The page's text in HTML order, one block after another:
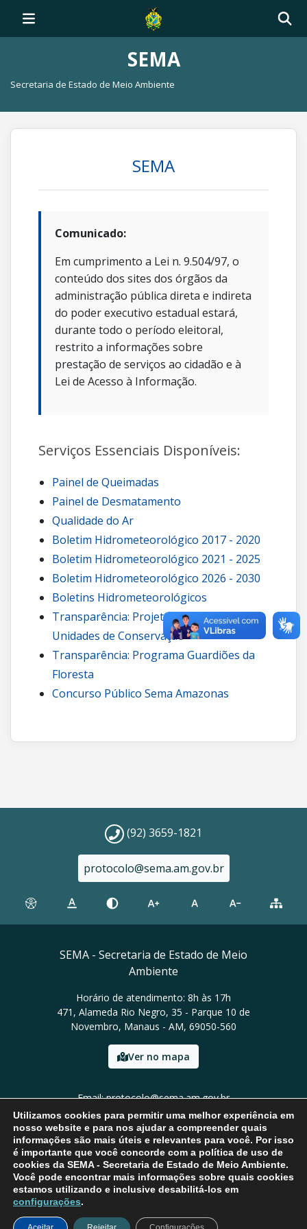
SEMA
Secretaria de Estado de Meio Ambiente
SEMA
Comunicado:
Em cumprimento a Lei n. 9.504/97, o
conteúdo dos sites dos órgãos da
administração pública direta e indireta
do poder executivo estadual estará,
durante todo o período eleitoral,
restrito a informações sobre
prestação de serviços ao cidadão e à
Lei de Acesso à Informação.
Serviços Essenciais Disponíveis:
Painel de Queimadas
Painel de Desmatamento
Qualidade do Ar
Boletim Hidrometeorológico 2017 - 2020
Boletim Hidrometeorológico 2021 - 2025
Boletim Hidrometeorológico 2026 - 2030
Boletins Hidrometeorológicos
Transparência: Projetos de carbono em
Unidades de Conservação
Transparência: Programa Guardiões da
Floresta
Concurso Público Sema Amazonas
(92) 3659-1821
protocolo@sema.am.gov.br
SEMA - Secretaria de Estado de Meio
Ambiente
Horário de atendimento: 8h às 17h
471, Alameda Rio Negro, 35 - Parque 10 de
Novembro, Manaus - AM, 69050-560
Ver no mapa
Email: protocolo@sema.am.gov.br
Tel: (92) 3659-1821
Utilizamos cookies para permitir uma melhor experiência em
nosso website e para nos ajudar a compreender quais
informações são mais úteis e relevantes para você. Por isso
é importante que você concorde com a política de uso de
cookies da SEMA - Secretaria de Estado de Meio Ambiente.
Você pode encontrar mais informações sobre quais cookies
estamos utilizando e inclusive desabilitá-los em
configurações.